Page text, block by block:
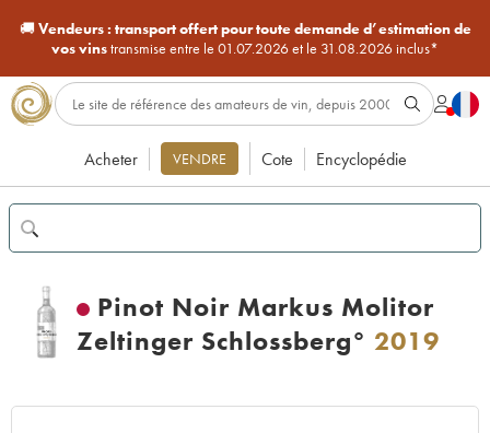
🚚Vendeurs : transport offert pour toute demande d’estimation de
vos vinstransmise entre le 01.07.2026 et le 31.08.2026 inclus*
Acheter VENDRE Cote Encyclopédie
Pinot Noir Markus Molitor
Zeltinger Schlossberg° 2019